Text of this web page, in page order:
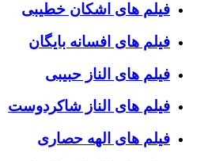
فیلم های اشکان خطیبی
فیلم های افسانه بایگان
فیلم های الناز حبیبی
فیلم های الناز شاکردوست
فیلم های الهه حصاری